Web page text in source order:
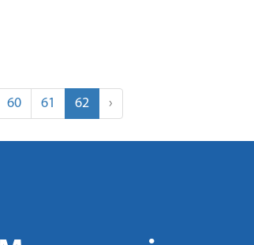
60 61 62 ›